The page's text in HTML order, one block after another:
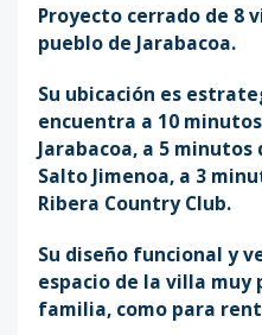
Proyecto cerrado de 8
pueblo de Jarabacoa.
Su ubicación es
encuentra a 10
Jarabacoa, a 5
Salto Jimenoa, a 3
Ribera Country Club.
Su diseño funcional y
espacio de la villa
familia, como para